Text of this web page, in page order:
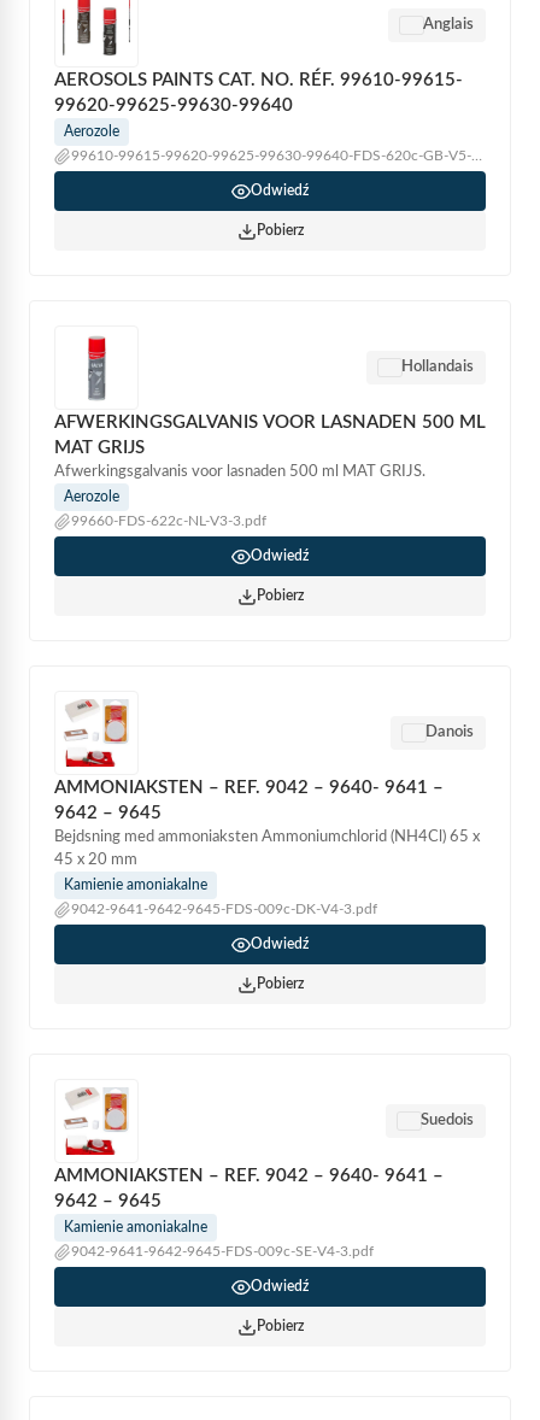
Anglais
AEROSOLS PAINTS CAT. NO. RÉF. 99610-99615-
99620-99625-99630-99640
Aerozole
Odwiedź
Pobierz
Hollandais
AFWERKINGSGALVANIS VOOR LASNADEN 500 ML
MAT GRIJS
Afwerkingsgalvanis voor lasnaden 500 ml MAT GRIJS.
Aerozole
99660-FDS-622c-NL-V3-3.pdf
Odwiedź
Pobierz
Danois
AMMONIAKSTEN – REF. 9042 – 9640- 9641 –
9642 – 9645
Bejdsning med ammoniaksten Ammoniumchlorid (NH4Cl) 65 x
45 x 20 mm
Kamienie amoniakalne
9042-9641-9642-9645-FDS-009c-DK-V4-3.pdf
Odwiedź
Pobierz
Suedois
AMMONIAKSTEN – REF. 9042 – 9640- 9641 –
9642 – 9645
Kamienie amoniakalne
9042-9641-9642-9645-FDS-009c-SE-V4-3.pdf
Odwiedź
Pobierz